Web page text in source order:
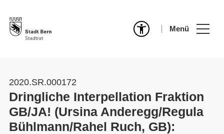
Menü
2020.SR.000172
Dringliche Interpellation Fraktion
GB/JA! (Ursina Anderegg/Regula
Bühlmann/Rahel Ruch, GB):